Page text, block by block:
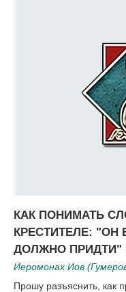
КАК ПОНИМАТЬ
КРЕСТИТЕЛЕ: "ОН
ДОЛЖНО ПРИДТИ"
Иеромонах Иов
Прошу разъяснить, как